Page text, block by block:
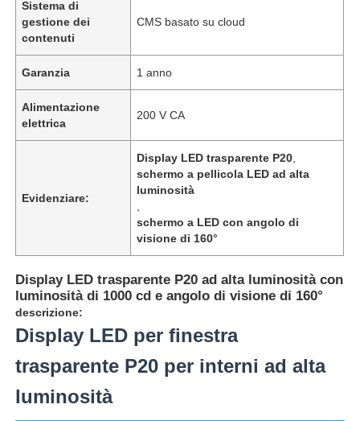
Casa.
Sistema di
gestione dei
contenuti
CMS basato su cloud
Garanzia 1 anno
Alimentazione
elettrica
200 V CA
Evidenziare:
Display LED trasparente P20
schermo a pellicola LED ad alta
luminosità
schermo a LED con angolo di
visione di 160°
Display LED trasparente P20 ad alta luminosità con
luminosità di 1000 cd e angolo di visione di 160°
descrizione:
Display LED per finestra
trasparente P20 per interni ad alta
luminosità